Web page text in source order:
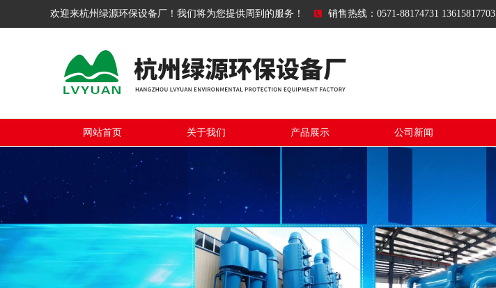
欢迎来杭州绿源环保设备厂！我们将为您提供周到的服务！ 销售热线：0571-88174731 13615817703
网站首页 关于我们 产品展示 公司新闻